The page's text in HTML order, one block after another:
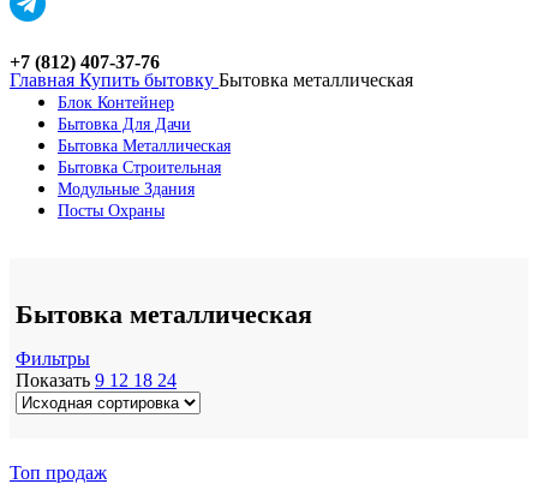
+7 (812) 407-37-76
Главная Купить бытовку Бытовка металлическая
Блок Контейнер
Бытовка Для Дачи
Бытовка Металлическая
Бытовка Строительная
Модульные Здания
Посты Охраны
Бытовка металлическая
Фильтры
Показать 9 12 18 24
Топ продаж